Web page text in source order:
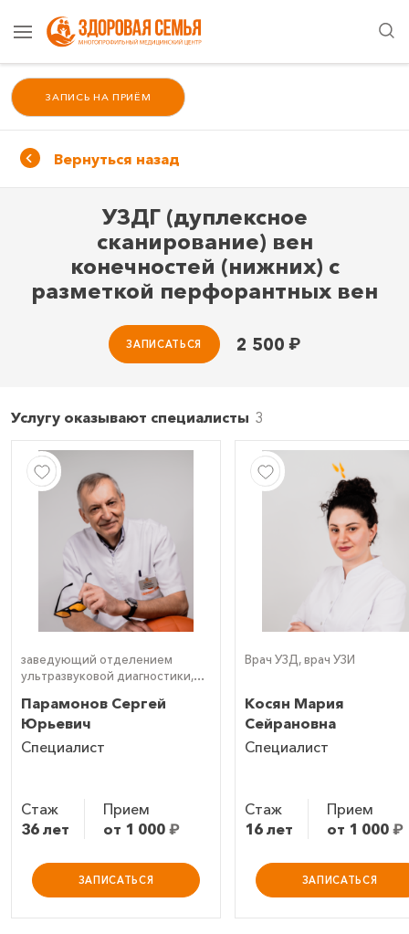
ЗАПИСЬ НА ПРИЁМ
Вернуться назад
УЗДГ (дуплексное
сканирование) вен
конечностей (нижних) с
разметкой перфорантных вен
2 500 ₽
ЗАПИСАТЬСЯ
Услугу оказывают специалисты
заведующий отделением
ультразвуковой диагностики,
Парамонов Сергей
Юрьевич
Специалист
Стаж
36 лет
Прием
от 1 000 ₽
ЗАПИСАТЬСЯ
Врач УЗД, врач УЗИ
Косян Мария
Сейрановна
Специалист
Стаж
16 лет
Прием
от 1 000 ₽
ЗАПИСАТЬСЯ